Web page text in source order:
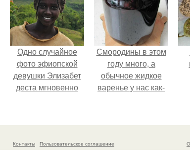
Одно случайное
фото эфиопской
девушки Элизабет
деста мгновенно
сделало её новой
Смородины в этом
году много, а
обычное жидкое
варенье у нас как-
Контакты
Пользовательское соглашение